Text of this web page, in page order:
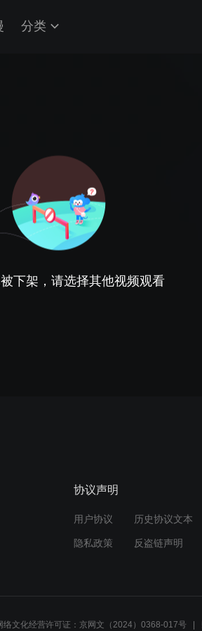
分类
下架，请选择其他视频观看
协议声明
用户协议 历史协议文本
隐私政策 反盗链声明
络文化经营许可证：京网文（2024）0368-017号